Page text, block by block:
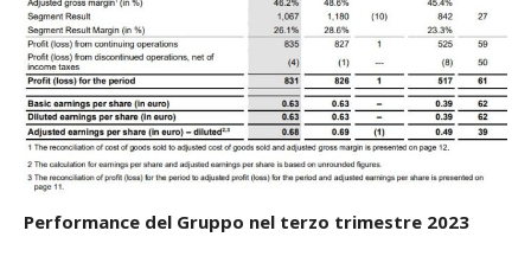
Performance del Gruppo nel terzo trimestre 2023